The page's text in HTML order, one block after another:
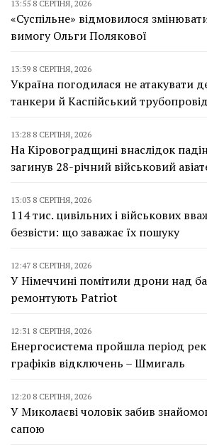
13:55 8 СЕРПНЯ, 2026
«Суспільне» відмовилося
вимогу Ольги Полякової
13:39 8 СЕРПНЯ, 2026
Україна погодилася не атакувати
танкери й Каспійський
13:28 8 СЕРПНЯ, 2026
На Кіровоградщині внаслідок
загинув 28-річний військовий
13:03 8 СЕРПНЯ, 2026
114 тис. цивільних і військових
безвісти: що заважає їх пошуку
12:47 8 СЕРПНЯ, 2026
У Німеччині помітили дрони над
ремонтують Patriot
12:31 8 СЕРПНЯ, 2026
Енергосистема пройшла період
графіків відключень – Шмигаль
12:20 8 СЕРПНЯ, 2026
У Миколаєві чоловік забив
сапою